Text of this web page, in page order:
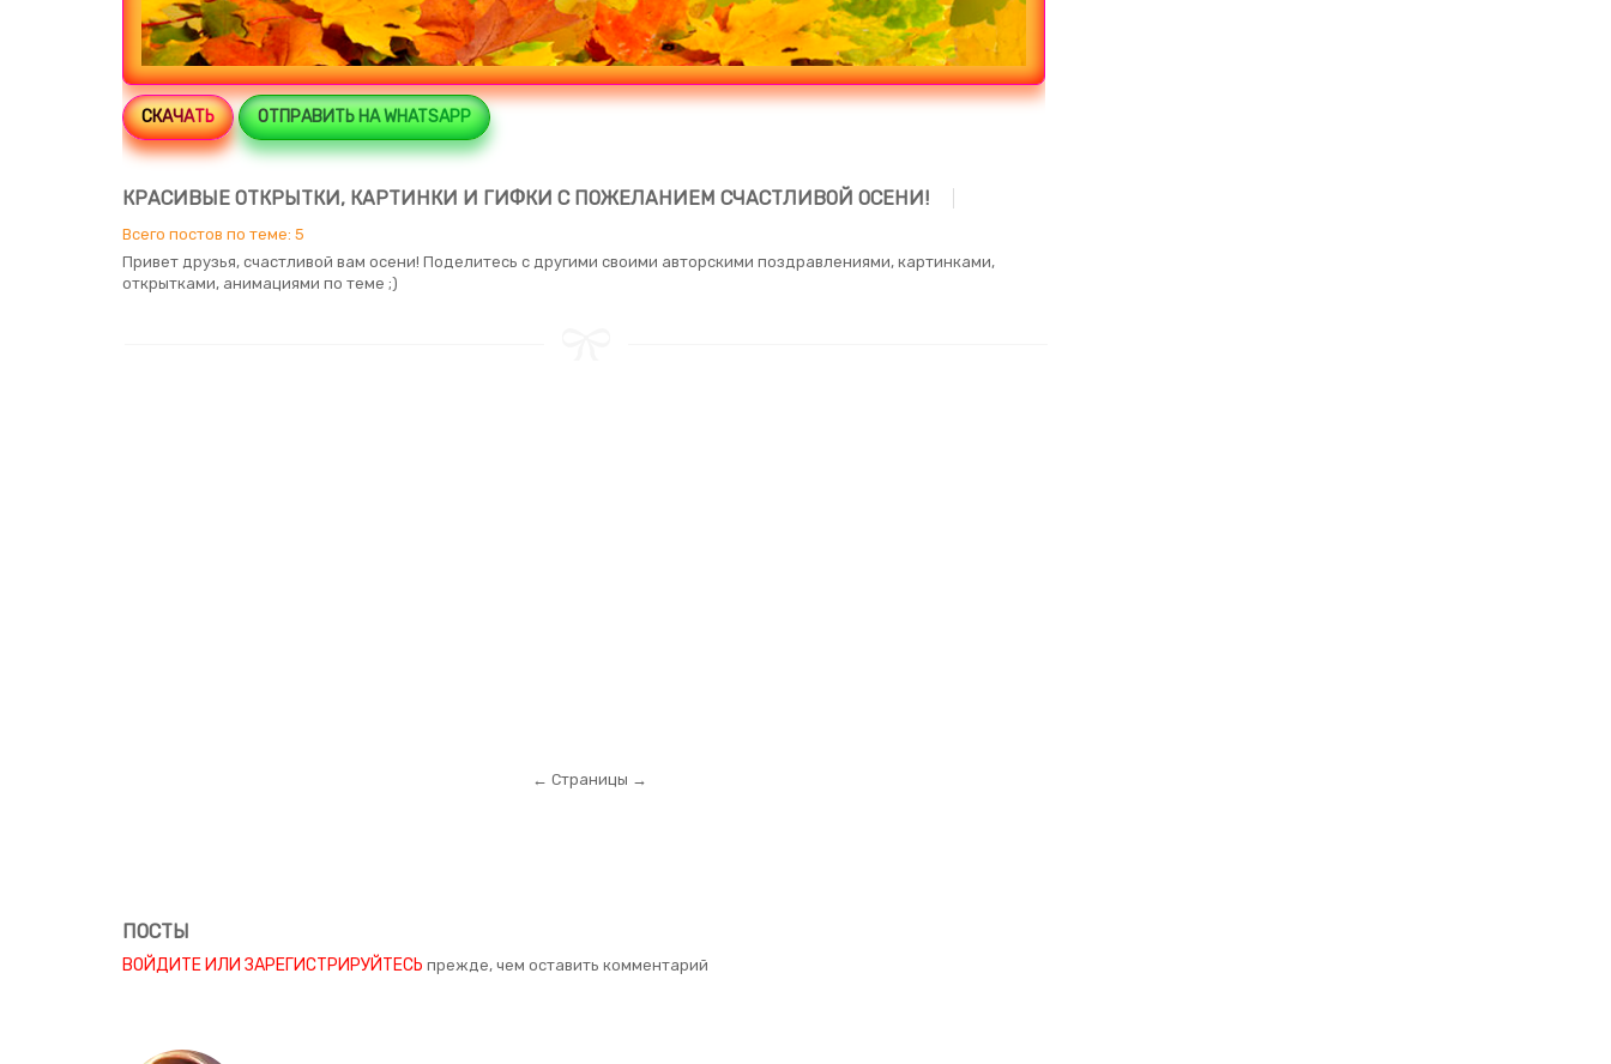
СКАЧАТЬ ОТПРАВИТЬ НА WHATSAPP
КРАСИВЫЕ ОТКРЫТКИ, КАРТИНКИ И ГИФКИ С ПОЖЕЛАНИЕМ СЧАСТЛИВОЙ ОСЕНИ!
Всего постов по теме: 5
Привет друзья, счастливой вам осени! Поделитесь с другими своими авторскими поздравлениями, картинками,
открытками, анимациями по теме ;)
← Страницы →
ПОСТЫ
ВОЙДИТЕ ИЛИ ЗАРЕГИСТРИРУЙТЕСЬ прежде, чем оставить комментарий